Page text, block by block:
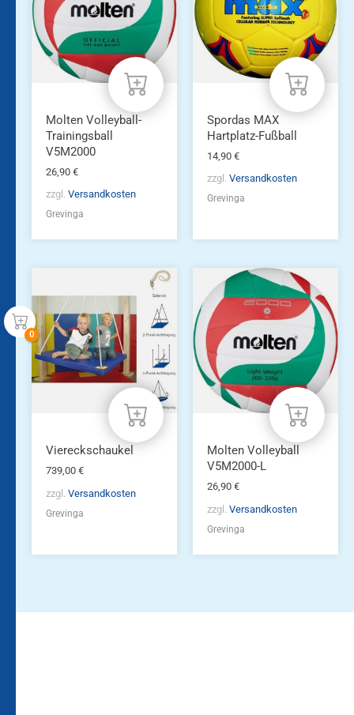
Molten Volleyball-
Trainingsball
V5M2000
26,90 €
zzgl. Versandkosten
Grevinga
Spordas MAX
Hartplatz-Fußball
14,90 €
zzgl. Versandkosten
Grevinga
Viereckschaukel
739,00 €
zzgl. Versandkosten
Grevinga
Molten Volleyball
V5M2000-L
26,90 €
zzgl. Versandkosten
Grevinga